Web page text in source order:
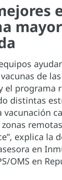
mayor
de
el programa
distintas
explica la
en
OMS en